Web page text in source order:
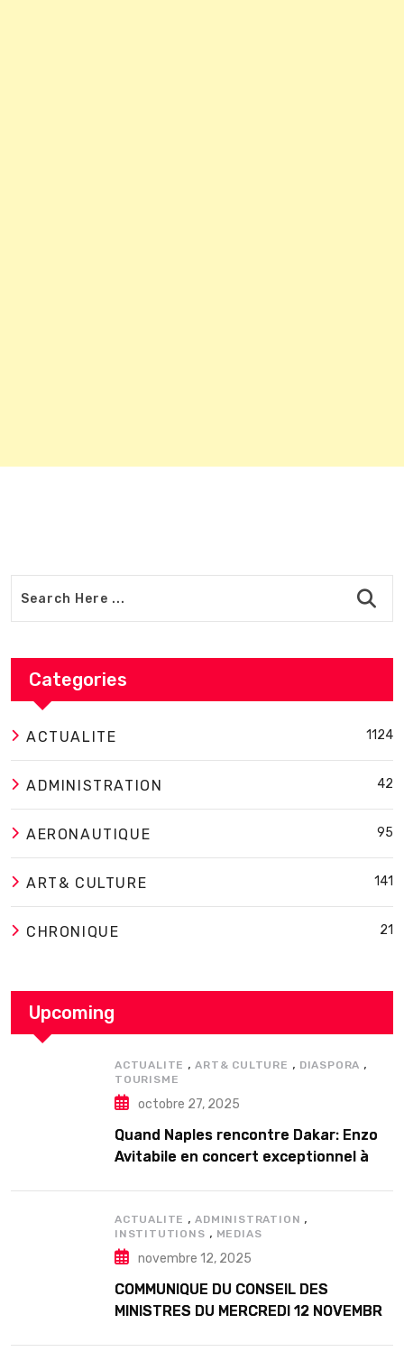
Categories
ACTUALITE 1124
ADMINISTRATION 42
AERONAUTIQUE 95
ART& CULTURE 141
CHRONIQUE 21
Upcoming
ACTUALITE ,ART& CULTURE , DIASPORA ,
TOURISME
octobre 27, 2025
Quand Naples rencontre Dakar: Enzo
Avitabile en concert exceptionnel à
ACTUALITE ,ADMINISTRATION ,
INSTITUTIONS , MEDIAS
novembre 12, 2025
COMMUNIQUE DU CONSEIL DES
MINISTRES DU MERCREDI 12 NOVEMBRE